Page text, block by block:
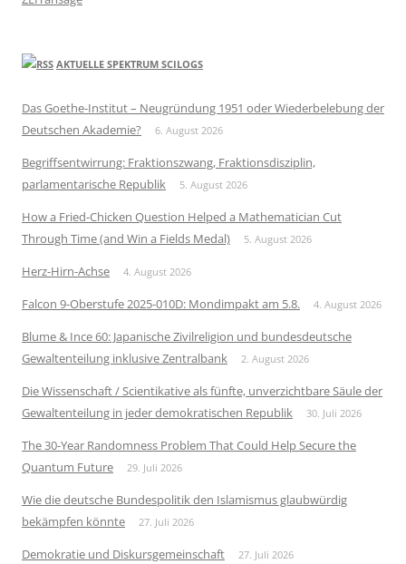
AKTUELLE SPEKTRUM SCILOGS
Das Goethe-Institut – Neugründung 1951 oder Wiederbelebung der
Deutschen Akademie?
6. August 2026
Begriffsentwirrung: Fraktionszwang, Fraktionsdisziplin,
parlamentarische Republik
5. August 2026
How a Fried-Chicken Question Helped a Mathematician Cut
Through Time (and Win a Fields Medal)
5. August 2026
Herz-Hirn-Achse 4. August 2026
Falcon 9-Oberstufe 2025-010D: Mondimpakt am 5.8. 4. August 2026
Blume & Ince 60: Japanische Zivilreligion und bundesdeutsche
Gewaltenteilung inklusive Zentralbank
2. August 2026
Die Wissenschaft / Scientikative als fünfte, unverzichtbare Säule der
Gewaltenteilung in jeder demokratischen Republik
30. Juli 2026
The 30-Year Randomness Problem That Could Help Secure the
Quantum Future
29. Juli 2026
Wie die deutsche Bundespolitik den Islamismus glaubwürdig
bekämpfen könnte
27. Juli 2026
Demokratie und Diskursgemeinschaft 27. Juli 2026